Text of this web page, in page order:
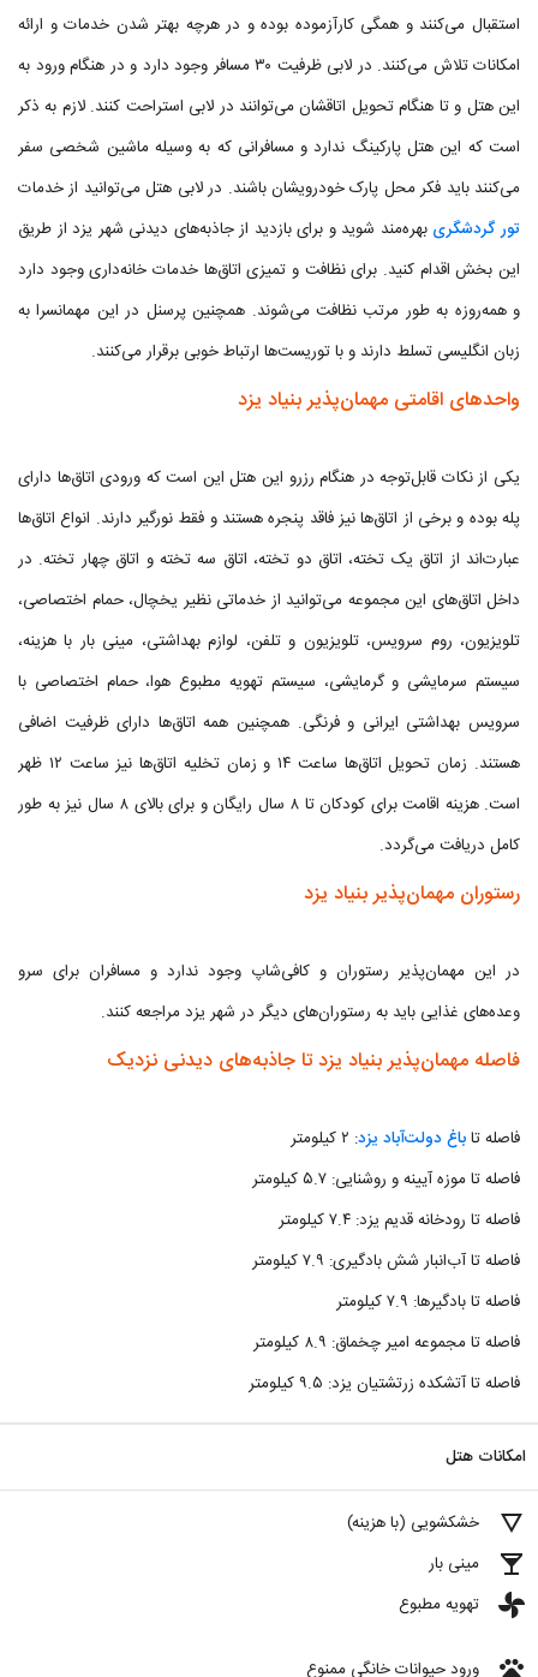
استقبال می‌کنند و همگی کارآزموده بوده و در هرچه بهتر شدن خدمات و ارائه
امکانات تلاش می‌کنند. در لابی ظرفیت ۳۰ مسافر وجود دارد و در هنگام ورود به
این هتل و تا هنگام تحویل اتاقشان می‌توانند در لابی استراحت کنند. لازم به ذکر
است که این هتل پارکینگ ندارد و مسافرانی که به وسیله ماشین شخصی سفر
می‌کنند باید فکر محل پارک خودرویشان باشند. در لابی هتل می‌توانید از خدمات
تور گردشگری بهره‌مند شوید و برای بازدید از جاذبه‌های دیدنی شهر یزد از طریق
این بخش اقدام کنید. برای نظافت و تمیزی اتاق‌ها خدمات خانه‌داری وجود دارد
و همه‌روزه به طور مرتب نظافت می‌شوند. همچنین پرسنل در این مهمانسرا به
زبان انگلیسی تسلط دارند و با توریست‌ها ارتباط خوبی برقرار می‌کنند.
واحدهای اقامتی مهمان‌پذیر بنیاد یزد
یکی از نکات قابل‌توجه در هنگام رزرو این هتل این است که ورودی اتاق‌ها دارای
پله بوده و برخی از اتاق‌ها نیز فاقد پنجره هستند و فقط نورگیر دارند. انواع اتاق‌ها
عبارت‌اند از اتاق یک تخته، اتاق دو تخته، اتاق سه تخته و اتاق چهار تخته. در
داخل اتاق‌های این مجموعه می‌توانید از خدماتی نظیر یخچال، حمام اختصاصی،
تلویزیون، روم سرویس، تلویزیون و تلفن، لوازم بهداشتی، مینی بار با هزینه،
سیستم سرمایشی و گرمایشی، سیستم تهویه مطبوع هوا، حمام اختصاصی با
سرویس بهداشتی ایرانی و فرنگی. همچنین همه اتاق‌ها دارای ظرفیت اضافی
هستند. زمان تحویل اتاق‌ها ساعت ۱۴ و زمان تخلیه اتاق‌ها نیز ساعت ۱۲ ظهر
است. هزینه اقامت برای کودکان تا ۸ سال رایگان و برای بالای ۸ سال نیز به طور
کامل دریافت می‌گردد.
رستوران مهمان‌پذیر بنیاد یزد
در این مهمان‌پذیر رستوران و کافی‌شاپ وجود ندارد و مسافران برای سرو
وعده‌های غذایی باید به رستوران‌های دیگر در شهر یزد مراجعه کنند.
فاصله مهمان‌پذیر بنیاد یزد تا جاذبه‌های دیدنی نزدیک
فاصله تاباغ دولت‌آباد یزد: ۲ کیلومتر
فاصله تا موزه آیینه و روشنایی: ۵.۷ کیلومتر
فاصله تا رودخانه قدیم یزد: ۷.۴ کیلومتر
فاصله تا آب‌انبار شش بادگیری: ۷.۹ کیلومتر
فاصله تا بادگیرها: ۷.۹ کیلومتر
فاصله تا مجموعه امیر چخماق: ۸.۹ کیلومتر
فاصله تا آتشکده زرتشتیان یزد: ۹.۵ کیلومتر
امکانات هتل
details خشکشویی (با هزینه)
local_bar مینی بار
toys تهویه مطبوع
pets ورود حیوانات خانگی ممنوع